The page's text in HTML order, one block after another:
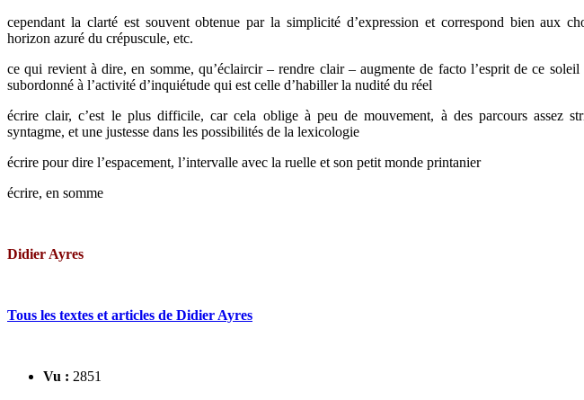
cependant la clarté est souvent obtenue par la simplicité d’expression et correspond bien aux
horizon azuré du crépuscule, etc.
ce qui revient à dire, en somme, qu’éclaircir – rendre clair – augmente de facto l’esprit de ce soleil
subordonné à l’activité d’inquiétude qui est celle d’habiller la nudité du réel
écrire clair, c’est le plus difficile, car cela oblige à peu de mouvement, à des parcours assez
syntagme, et une justesse dans les possibilités de la lexicologie
écrire pour dire l’espacement, l’intervalle avec la ruelle et son petit monde printanier
écrire, en somme
Didier Ayres
Tous les textes et articles de Didier Ayres
Vu : 2851